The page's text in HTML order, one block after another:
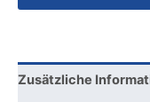
Zusätzliche